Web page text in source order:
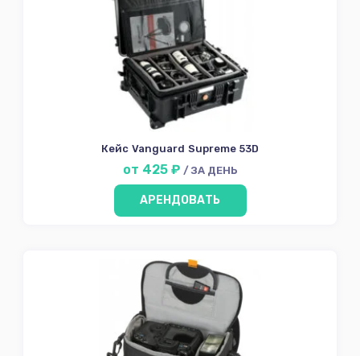
Кейс Vanguard Supreme 53D
от 425 ₽ / ЗА ДЕНЬ
АРЕНДОВАТЬ